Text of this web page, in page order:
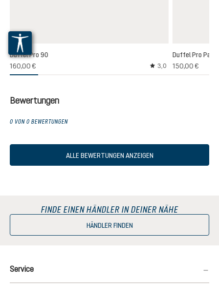
Duffel Pro 90
160,00 €
Durchschnittliche
3,0
Duffel Pro Pack
150,00 €
Bewertungen
0 VON 0 BEWERTUNGEN
ALLE BEWERTUNGEN ANZEIGEN
FINDE EINEN HÄNDLER IN DEINER NÄHE
HÄNDLER FINDEN
Service